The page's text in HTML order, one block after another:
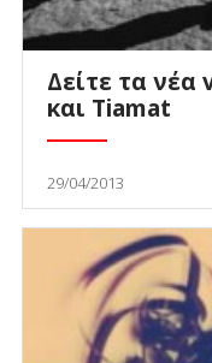
Δείτε τα
και Tiamat
29/04/2013